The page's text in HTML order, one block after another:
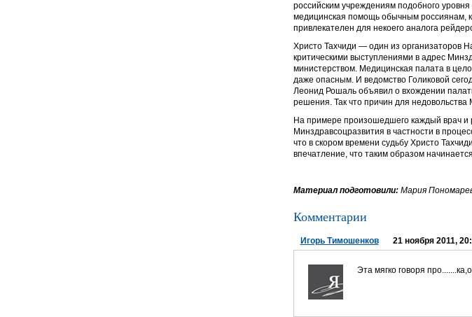
российским учреждениям подобного
медицинская помощь обычным россиянам,
привлекателен для некоего аналога
Христо Тахчиди — один из организаторов
критическими выступлениями в адрес
министерством. Медицинская палата в
даже опасным. И ведомство Голиковой
Леонид Рошаль объявил о вхождении
решения. Так что причин для недовольства
На примере произошедшего каждый врач и
Минздравсоцразвития в частности в
что в скором времени судьбу Христо
впечатление, что таким образом
Материал подготовили:Мария
Комментарии
Игорь Тимошенков 21 ноября 2011,
Эта мягко говоря